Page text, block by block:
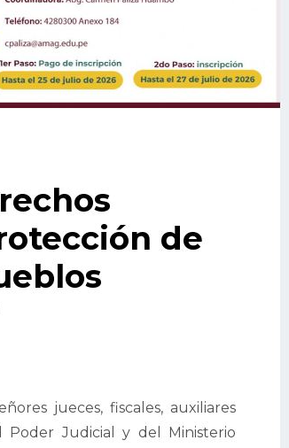
de
jueces, fiscales, auxiliares
Poder Judicial y del Ministerio